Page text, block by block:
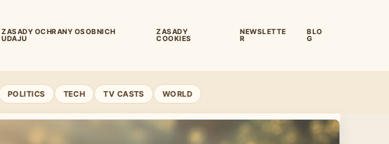
ZASADY OCHRANY OSOBNICH
UDAJU
ZASADY
COOKIES
NEWSLETTE
R
BLO
G
POLITICS TECH TV CASTS WORLD